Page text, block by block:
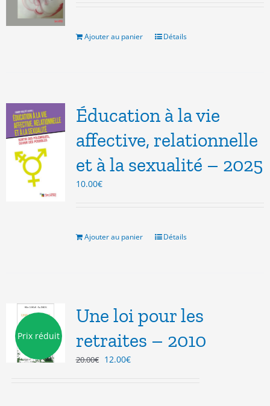
Ajouter au panier Détails
Éducation à la vie
affective, relationnelle
et à la sexualité – 2025
10.00€
Ajouter au panier Détails
Prix réduit
Une loi pour les
retraites – 2010
20.00€ Le
12.00€Le